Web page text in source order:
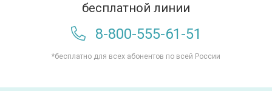
бесплатной линии
8-800-555-61-51
*бесплатно для всех абонентов по всей России